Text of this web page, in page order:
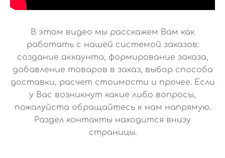
В этом видео мы расскажем Вам как
работать с нашей системой заказов:
создание аккаунта, формирование заказа,
добавление товаров в заказ, выбор способа
доставки, расчет стоимости и прочее. Если
у Вас возникнут какие либо вопросы,
пожалуйста обращайтесь к нам напрямую.
Раздел контакты находится внизу
страницы.